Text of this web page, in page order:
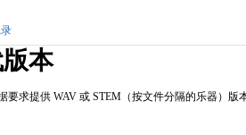
本
要求提供 WAV 或 STEM（按文件分隔的乐器）版